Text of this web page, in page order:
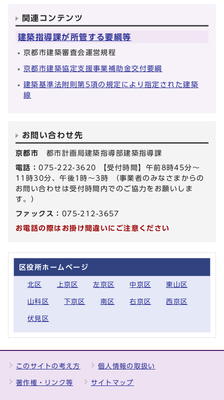
関連コンテンツ
建築指導課が所管する要綱等
京都市建築審査会運営規程
京都市建築協定支援事業補助金交付要綱
建築基準法附則第5項の規定により指定された建築
線
お問い合わせ先
京都市 都市計画局建築指導部建築指導課
電話：075-222-3620 【受付時間】午前8時45分～
11時30分、午後1時～3時 （事業者のみなさまからの
お問い合わせは受付時間内でのご協力をお願いしま
す。）
ファックス： 075-212-3657
お電話の際はお掛け間違いにご注意ください
区役所ホームページ
北区 上京区 左京区 中京区 東山区
山科区 下京区 南区 右京区 西京区
伏見区
このサイトの考え方 個人情報の取扱い
著作権・リンク等 サイトマップ